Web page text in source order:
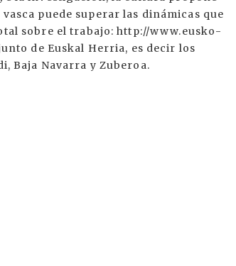
puede superar las dinámicas que
sobre el trabajo: http://www.eusko-
de Euskal Herria, es decir los
Baja Navarra y Zuberoa.